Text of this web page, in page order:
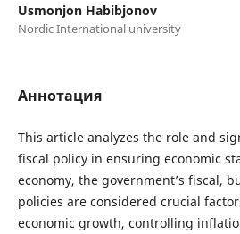
Usmonjon Habibjonov
Nordic International university
Аннотация
This article analyzes the role and
fiscal policy in ensuring economic
economy, the government’s fiscal,
policies are considered crucial
economic growth, controlling